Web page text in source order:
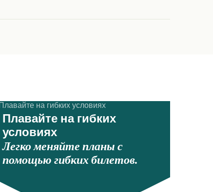
Плавайте на гибких
условиях
Легко меняйте планы с
помощью гибких билетов.